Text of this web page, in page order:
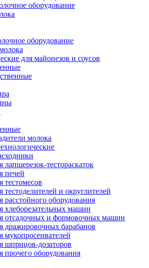
оборудование
оборудование
для майонезов и соусов
молока
тестораскаток
печей
и округлителей
оборудования
машин
отсадочных и формовочных машин
дражировочных барабанов
шприцов-дозаторов
оборудования